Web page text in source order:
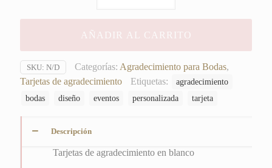
en
blanco
AÑADIR AL CARRITO
SKU: N/D Categorías: Agradecimiento para Bodas,
Tarjetas de agradecimiento
Etiquetas:
agradecimiento
bodas
diseño eventos personalizada tarjeta
Descripción
Tarjetas de agradecimiento en blanco